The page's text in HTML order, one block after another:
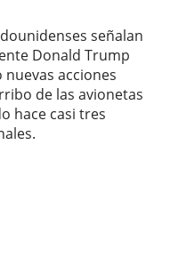
señalan
Donald Trump
acciones
de las avionetas
hace casi tres